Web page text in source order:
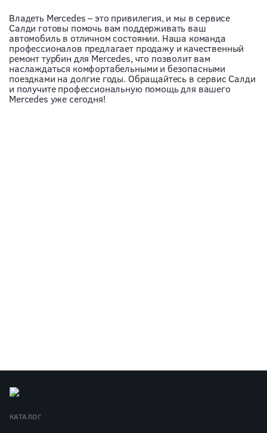
Владеть Mercedes – это привилегия, и мы в сервисе
Салди готовы помочь вам поддерживать ваш
автомобиль в отличном состоянии. Наша команда
профессионалов предлагает продажу и качественный
ремонт турбин для Mercedes, что позволит вам
наслаждаться комфортабельными и безопасными
поездками на долгие годы. Обращайтесь в сервис Салди
и получите профессиональную помощь для вашего
Mercedes уже сегодня!
КАТАЛОГ